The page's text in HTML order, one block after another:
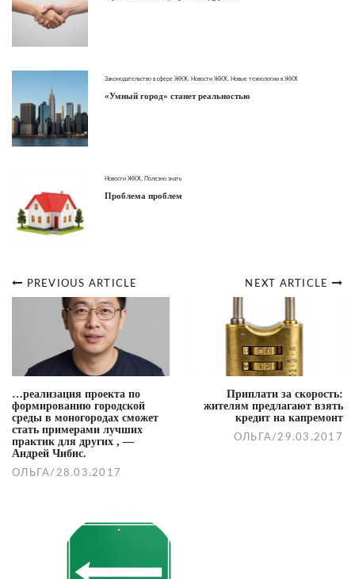
Законодательство в сфере ЖКХ Новости ЖКХ Новые технологии в ЖКХ
«Умный город» станет реальностью
Новости ЖКХ Полезно знать
Проблема проблем
Post
navigation
NEXT ARTICLE
Приплати за скорость:
жителям предлагают взять
кредит на капремонт
ОЛЬГА / 29.03.2017
PREVIOUS ARTICLE
…реализация проекта по
формированию городской
среды в моногородах сможет
стать примерами лучших
практик для других , —
Андрей Чибис.
ОЛЬГА / 28.03.2017